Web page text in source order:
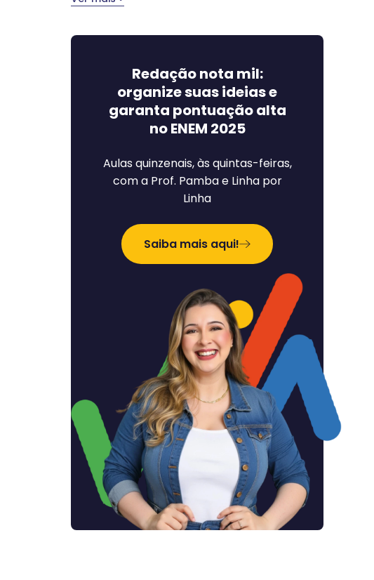
Redação nota mil:
organize suas ideias e
garanta pontuação alta
no ENEM 2025
Aulas quinzenais, às quintas-feiras,
com a Prof. Pamba e Linha por
Linha
Saiba mais aqui!